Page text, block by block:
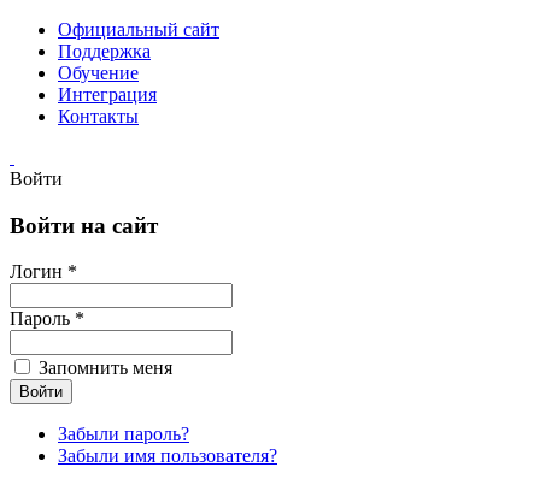
Официальный сайт
Поддержка
Обучение
Интеграция
Контакты
Войти
Войти на сайт
Логин *
Пароль *
Запомнить меня
Забыли пароль?
Забыли имя пользователя?